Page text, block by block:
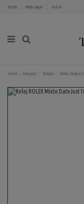
Envío Nota Legal Inicio
Inicio Comprar Relojes Rolex